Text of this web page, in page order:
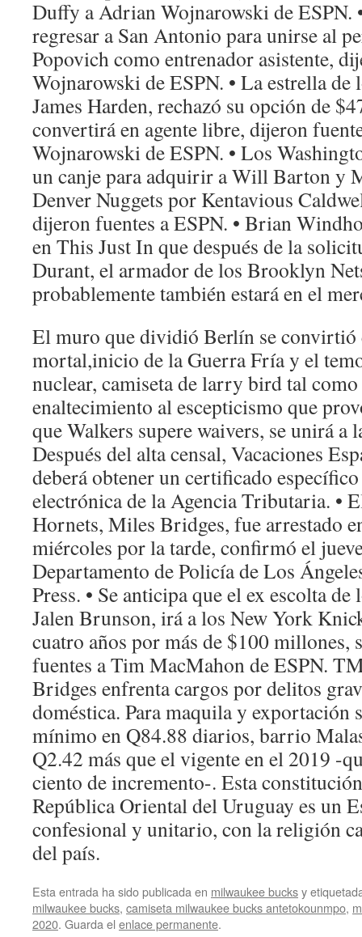
Duffy a Adrian Wojnarowski de ESPN.
regresar a San Antonio para unirse al
Popovich como entrenador asistente,
Wojnarowski de ESPN. • La estrella de
James Harden, rechazó su opción de
convertirá en agente libre, dijeron
Wojnarowski de ESPN. • Los
un canje para adquirir a Will Barton y
Denver Nuggets por Kentavious
dijeron fuentes a ESPN. • Brian
en This Just In que después de la
Durant, el armador de los Brooklyn
probablemente también estará en el
El muro que dividió Berlín se convirtió
mortal,inicio de la Guerra Fría y el
nuclear, camiseta de larry bird tal
enaltecimiento al escepticismo que
que Walkers supere waivers, se unirá a
Después del alta censal, Vacaciones
deberá obtener un certificado
electrónica de la Agencia Tributaria. •
Hornets, Miles Bridges, fue arrestado
miércoles por la tarde, confirmó el
Departamento de Policía de Los
Press. • Se anticipa que el ex escolta
Jalen Brunson, irá a los New York
cuatro años por más de $100 millones,
fuentes a Tim MacMahon de ESPN.
Bridges enfrenta cargos por delitos
doméstica. Para maquila y exportación
mínimo en Q84.88 diarios, barrio
Q2.42 más que el vigente en el 2019 -
ciento de incremento-. Esta
República Oriental del Uruguay es un
confesional y unitario, con la religión
del país.
Esta entrada ha sido publicada en milwaukee bucksy
milwaukee bucks, camiseta milwaukee bucks antetokounmpo,
2020. Guarda el enlace permanente.